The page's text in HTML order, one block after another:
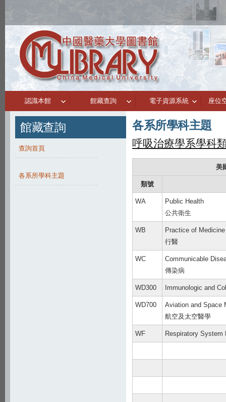
認識本館 館藏查詢 電子資源系統 座位
館藏查詢
查詢首頁
各系所學科主題
各系所學科主題
呼吸治療學系學科
美
類號
WA
Public Health
公共衛生
WB
Practice of Medicine
行醫
WC
Communicable
傳染病
WD300 Immunologic and
WD700
Aviation and Space
航空及太空醫學
WF Respiratory System